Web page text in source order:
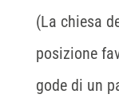
(La chiesa
posizione
gode di un